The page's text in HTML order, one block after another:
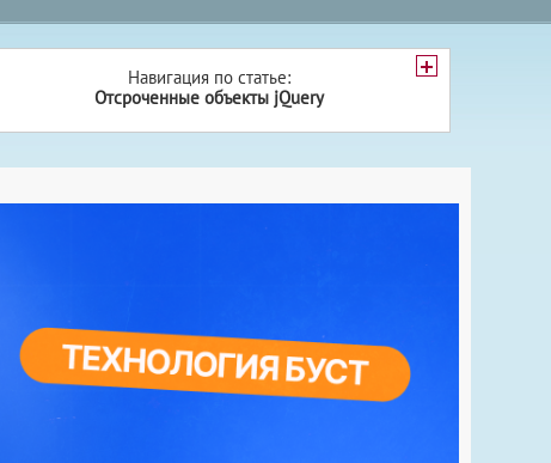
Навигация по статье:
Отсроченные объекты jQuery